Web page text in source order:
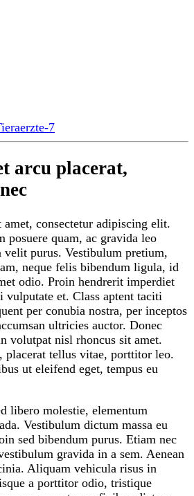
arcu placerat,
consectetur adipiscing elit.
posuere quam, ac gravida leo
velit purus. Vestibulum pretium,
neque felis bibendum ligula, id
odio. Proin hendrerit imperdiet
vulputate et. Class aptent taciti
per conubia nostra, per inceptos
ultricies auctor. Donec
volutpat nisl rhoncus sit amet.
placerat tellus vitae, porttitor leo.
ut eleifend eget, tempus eu
libero molestie, elementum
Vestibulum dictum massa eu
sed bibendum purus. Etiam nec
gravida in a sem. Aenean
Aliquam vehicula risus in
a porttitor odio, tristique